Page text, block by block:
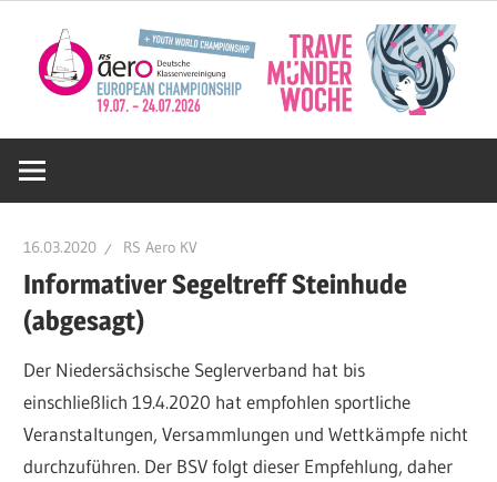
Inhalt
springen
Deutsche
RS
Aero
KV
e.V.
16.03.2020 RS Aero KV
Informativer Segeltreff Steinhude
(abgesagt)
Der Niedersächsische Seglerverband hat bis
einschließlich 19.4.2020 hat empfohlen sportliche
Veranstaltungen, Versammlungen und Wettkämpfe nicht
durchzuführen. Der BSV folgt dieser Empfehlung, daher